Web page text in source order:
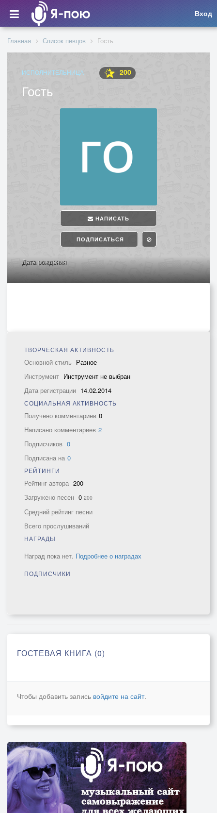
Вход
Главная Список певцов Гость
ИСПОЛНИТЕЛЬНИЦА 200
Гость
НАПИСАТЬ
ПОДПИСАТЬСЯ
Дата рождения
ТВОРЧЕСКАЯ АКТИВНОСТЬ
Основной стиль Разное
Инструмент Инструмент не выбран
Дата регистрации 14.02.2014
СОЦИАЛЬНАЯ АКТИВНОСТЬ
Получено комментариев 0
Написано комментариев 2
Подписчиков 0
Подписана на 0
РЕЙТИНГИ
Рейтинг автора 200
Загружено песен 0 200
Средний рейтинг песни
Всего прослушиваний
НАГРАДЫ
Наград пока нет. Подробнее о наградах
ПОДПИСЧИКИ
ГОСТЕВАЯ КНИГА (0)
Чтобы добавить запись войдите на сайт.